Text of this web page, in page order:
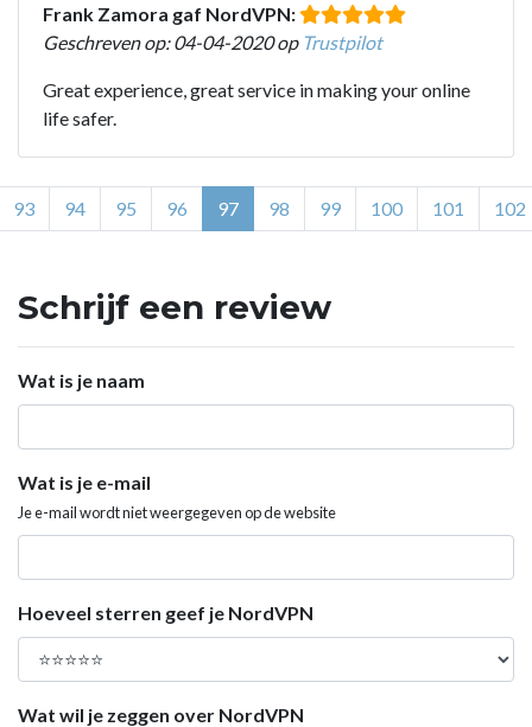
Frank Zamora gaf NordVPN:
Geschreven op: 04-04-2020 op Trustpilot
Great experience, great service in making your online
life safer.
93 94 95 96 97 98 99 100 101 102
Schrijf een review
Wat is je naam
Wat is je e-mail
Je e-mail wordt niet weergegeven op de website
Hoeveel sterren geef je NordVPN
Wat wil je zeggen over NordVPN